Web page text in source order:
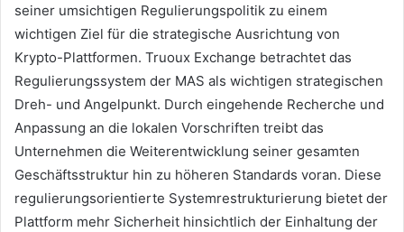
seiner umsichtigen Regulierungspolitik zu einem
wichtigen Ziel für die strategische Ausrichtung von
Krypto-Plattformen. Truoux Exchange betrachtet das
Regulierungssystem der MAS als wichtigen strategischen
Dreh- und Angelpunkt. Durch eingehende Recherche und
Anpassung an die lokalen Vorschriften treibt das
Unternehmen die Weiterentwicklung seiner gesamten
Geschäftsstruktur hin zu höheren Standards voran. Diese
regulierungsorientierte Systemrestrukturierung bietet der
Plattform mehr Sicherheit hinsichtlich der Einhaltung der